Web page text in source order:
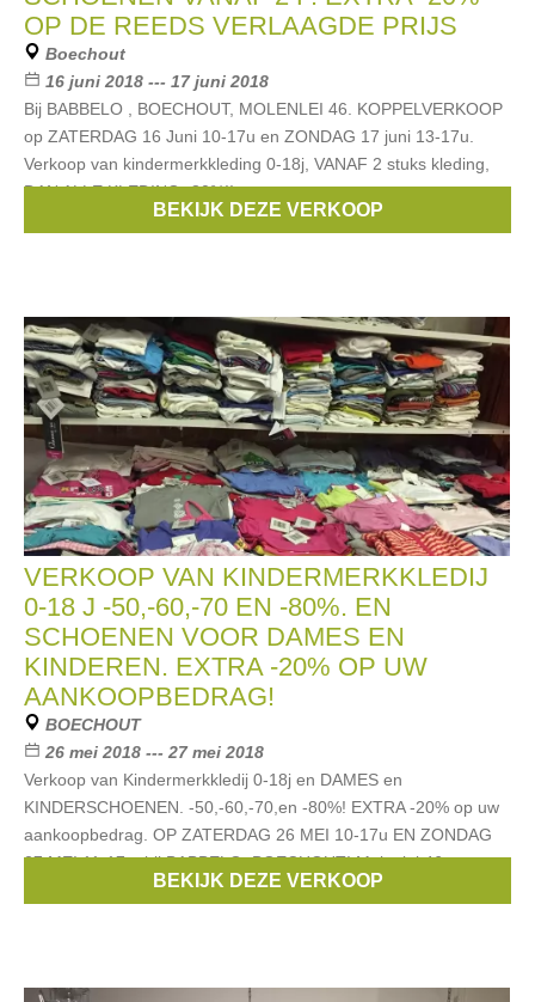
OP DE REEDS VERLAAGDE PRIJS
Boechout
16 juni 2018 --- 17 juni 2018
Bij BABBELO , BOECHOUT, MOLENLEI 46. KOPPELVERKOOP
op ZATERDAG 16 Juni 10-17u en ZONDAG 17 juni 13-17u.
Verkoop van kindermerkkleding 0-18j, VANAF 2 stuks kleding,
DAN ALLE KLEDING -80%!! o.a.: strass,
Scapa,strass ,Blue Bay,Vingino
BEKIJK DEZE VERKOOP
VERKOOP VAN KINDERMERKKLEDIJ
0-18 J -50,-60,-70 EN -80%. EN
SCHOENEN VOOR DAMES EN
KINDEREN. EXTRA -20% OP UW
AANKOOPBEDRAG!
BOECHOUT
26 mei 2018 --- 27 mei 2018
Verkoop van Kindermerkkledij 0-18j en DAMES en
KINDERSCHOENEN. -50,-60,-70,en -80%! EXTRA -20% op uw
aankoopbedrag. OP ZATERDAG 26 MEI 10-17u EN ZONDAG
27 MEI 11-17u. bij BABBELO, BOECHOUT! Molenlei 46.
Scapa,strass ,Blue Bay,Vingino
BEKIJK DEZE VERKOOP